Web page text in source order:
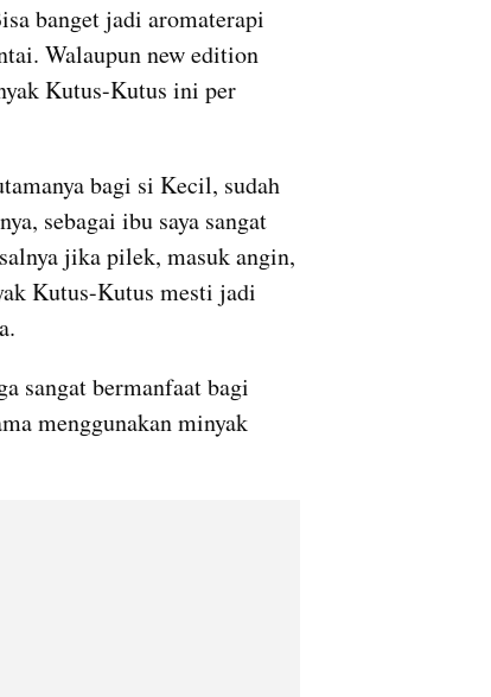
banget jadi aromaterapi
Walaupun new edition
Kutus-Kutus ini per
bagi si Kecil, sudah
sebagai ibu saya sangat
jika pilek, masuk angin,
Kutus-Kutus mesti jadi
sangat bermanfaat bagi
menggunakan minyak